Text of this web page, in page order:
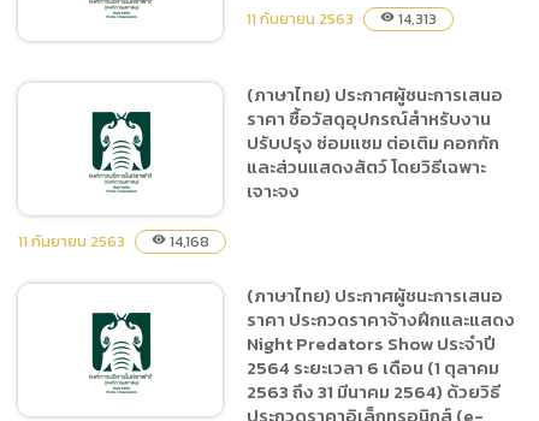
ตั้งแต่ 1 ตุลาคม -30
พฤศจิกายน 2563
(ภาษาไทย) ประกาศผู้ชนะการ
เสนอราคา ซื้อวัสดุไฟฟ้า โดย
วิธีเฉพาะเจาะจง
11 กันยายน 2563 visibility 14,313
เสนอราคา ซื้อวัสดุอุปกรณ์
สำหรับงานปรับปรุง ซ่อมแซม
ต่อเติม คอกกักและส่วนแสดง
สัตว์ โดยวิธีเฉพาะเจาะจง
(ภาษาไทย) ประกาศผู้ชนะการเสนอ
ราคา ซื้อวัสดุอุปกรณ์สำหรับงาน
ปรับปรุง ซ่อมแซม ต่อเติม คอกกัก
และส่วนแสดงสัตว์ โดยวิธีเฉพาะ
เจาะจง
11 กันยายน 2563 visibility 14,168
(ภาษาไทย) ประกาศผู้ชนะการเสนอ
ราคา ประกวดราคาจ้างฝึกและแสดง
Night Predators Show ประจำปี
2564 ระยะเวลา 6 เดือน (1 ตุลาคม
2563 ถึง 31 มีนาคม 2564) ด้วยวิธี